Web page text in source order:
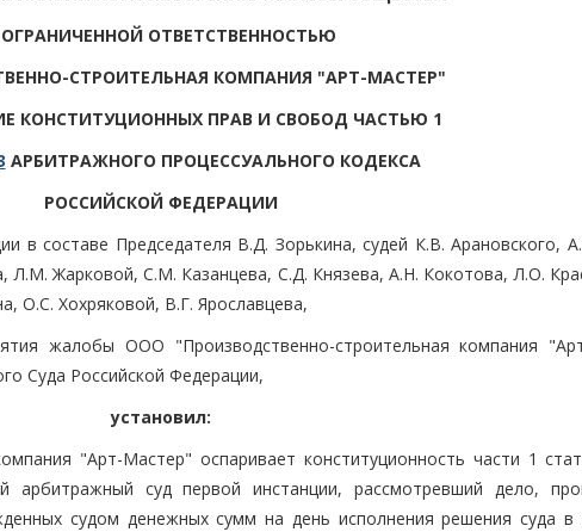
ОГРАНИЧЕННОЙ ОТВЕТСТВЕННОСТЬЮ
СТРОИТЕЛЬНАЯ КОМПАНИЯ "АРТ-МАСТЕР"
КОНСТИТУЦИОННЫХ ПРАВ И СВОБОД ЧАСТЬЮ 1
АРБИТРАЖНОГО ПРОЦЕССУАЛЬНОГО КОДЕКСА
РОССИЙСКОЙ ФЕДЕРАЦИИ
в составе Председателя В.Д. Зорькина, судей К.В. Арановского,
Жарковой, С.М. Казанцева, С.Д. Князева, А.Н. Кокотова, Л.О.
О.С. Хохряковой, В.Г. Ярославцева,
жалобы ООО "Производственно-строительная компания
Суда Российской Федерации,
установил:
"Арт-Мастер" оспаривает конституционность части 1
арбитражный суд первой инстанции, рассмотревший дело,
судом денежных сумм на день исполнения решения суда в